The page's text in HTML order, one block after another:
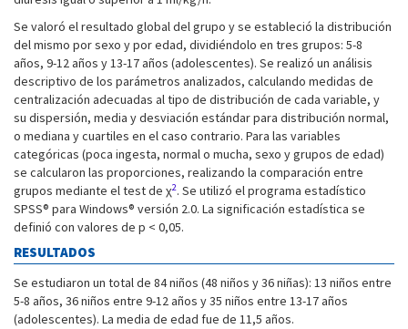
Se valoró el resultado global del grupo y se estableció la distribución
del mismo por sexo y por edad, dividiéndolo en tres grupos: 5-8
años, 9-12 años y 13-17 años (adolescentes). Se realizó un análisis
descriptivo de los parámetros analizados, calculando medidas de
centralización adecuadas al tipo de distribución de cada variable, y
su dispersión, media y desviación estándar para distribución normal,
o mediana y cuartiles en el caso contrario. Para las variables
categóricas (poca ingesta, normal o mucha, sexo y grupos de edad)
se calcularon las proporciones, realizando la comparación entre
grupos mediante el test de χ2. Se utilizó el programa estadístico
SPSS® para Windows® versión 2.0. La significación estadística se
definió con valores de p < 0,05.
RESULTADOS
Se estudiaron un total de 84 niños (48 niños y 36 niñas): 13 niños entre
5-8 años, 36 niños entre 9-12 años y 35 niños entre 13-17 años
(adolescentes). La media de edad fue de 11,5 años.